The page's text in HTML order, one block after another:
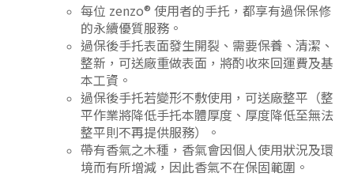
每位 zenzo® 使用者的手托，都享有過保保修
的永續優質服務。
過保後手托表面發生開裂、需要保養、清潔、
整新，可送廠重做表面，將酌收來回運費及基
本工資。
過保後手托若變形不敷使用，可送廠整平（整
平作業將降低手托本體厚度、厚度降低至無法
整平則不再提供服務）。
帶有香氣之木種，香氣會因個人使用狀況及環
境而有所增減，因此香氣不在保固範圍。